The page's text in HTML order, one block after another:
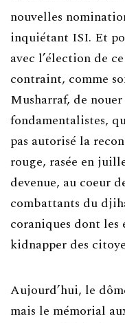
nouvelles
inquiétant ISI. Et
avec l’élection de
contraint, comme
Musharraf, de
fondamentalistes,
pas autorisé la
rouge, rasée en
devenue, au coeur
combattants du
coraniques dont les
kidnapper des
Aujourd’hui, le
mais le mémorial